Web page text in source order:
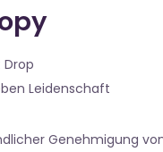
Drop
Leidenschaft
Genehmigung